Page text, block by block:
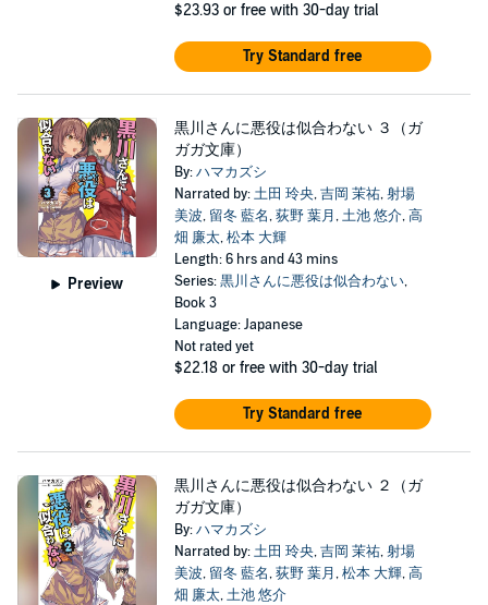
$23.93 or free with 30-day trial
Try Standard free
Preview
黒川さんに悪役は似合わない ３（ガ
ガガ文庫）
By:ハマカズシ
Narrated by:土田 玲央,吉岡 茉祐,射場
美波, 留冬 藍名,荻野 葉月,土池 悠介,高
畑 廉太,松本 大輝
Length: 6 hrs and 43 mins
Series:黒川さんに悪役は似合わない,
Book 3
Language: Japanese
Not rated yet
$22.18 or free with 30-day trial
Try Standard free
黒川さんに悪役は似合わない ２（ガ
ガガ文庫）
By:ハマカズシ
Narrated by:土田 玲央,吉岡 茉祐,射場
美波, 留冬 藍名,荻野 葉月,松本 大輝,高
畑 廉太,土池 悠介